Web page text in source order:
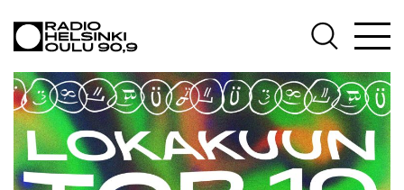
AJANKOHTAISTA
OHJELMAT
TEKIJÄT
ON-DEMAND